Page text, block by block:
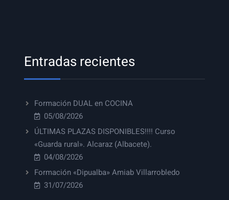
Entradas recientes
Formación DUAL en COCINA
05/08/2026
ÚLTIMAS PLAZAS DISPONIBLES!!!! Curso
«Guarda rural». Alcaraz (Albacete).
04/08/2026
Formación «Dipualba» Amiab Villarrobledo
31/07/2026